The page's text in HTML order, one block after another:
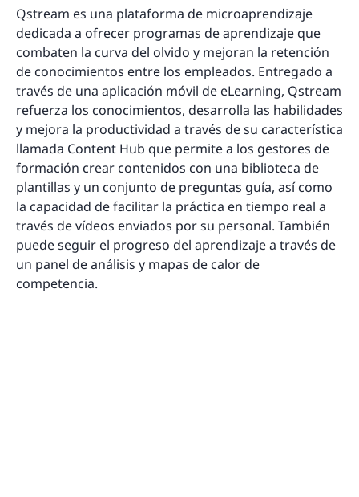
Qstream es una plataforma de microaprendizaje
dedicada a ofrecer programas de aprendizaje que
combaten la curva del olvido y mejoran la retención
de conocimientos entre los empleados. Entregado a
través de una aplicación móvil de eLearning, Qstream
refuerza los conocimientos, desarrolla las habilidades
y mejora la productividad a través de su característica
llamada Content Hub que permite a los gestores de
formación crear contenidos con una biblioteca de
plantillas y un conjunto de preguntas guía, así como
la capacidad de facilitar la práctica en tiempo real a
través de vídeos enviados por su personal. También
puede seguir el progreso del aprendizaje a través de
un panel de análisis y mapas de calor de
competencia.